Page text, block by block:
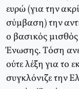
ευρώ (για την
σύμβαση) την
ο βασικός
Ένωσης. Tόση
ούτε λέξη για το
συγκλόνιζε την